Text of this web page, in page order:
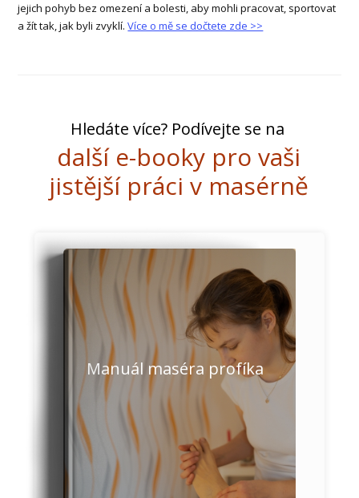
jejich pohyb bez omezení a bolesti, aby mohli pracovat, sportovat
a žít tak, jak byli zvyklí.Více o mě se dočtete zde >>
Hledáte více? Podívejte se na
další e-booky pro vaši
jistější práci v masérně
Manuál maséra profíka